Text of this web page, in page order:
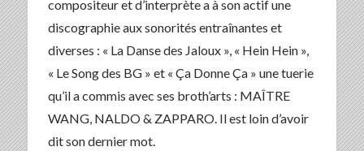
compositeur et d’interprète a à son actif une
discographie aux sonorités entraînantes et
diverses : « La Danse des Jaloux », « Hein Hein »,
« Le Song des BG » et « Ça Donne Ça » une tuerie
qu’il a commis avec ses broth’arts : MAÎTRE
WANG, NALDO & ZAPPARO. Il est loin d’avoir
dit son dernier mot.